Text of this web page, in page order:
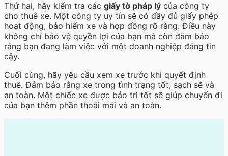
Thứ hai, hãy kiểm tra các giấy tờ pháp lý của công ty
cho thuê xe. Một công ty uy tín sẽ có đầy đủ giấy phép
hoạt động, bảo hiểm xe và hợp đồng rõ ràng. Điều này
không chỉ bảo vệ quyền lợi của bạn mà còn đảm bảo
rằng bạn đang làm việc với một doanh nghiệp đáng tin
cậy.
Cuối cùng, hãy yêu cầu xem xe trước khi quyết định
thuê. Đảm bảo rằng xe trong tình trạng tốt, sạch sẽ và
an toàn. Một chiếc xe được bảo trì tốt sẽ giúp chuyến đi
của bạn thêm phần thoải mái và an toàn.